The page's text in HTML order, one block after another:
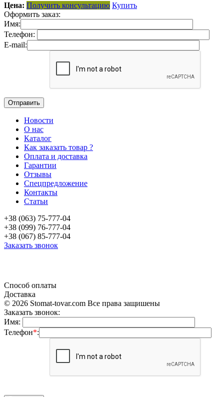
Цена: Получить консультацию Купить
Оформить заказ:
Имя:
Телефон:
E-mail:
Новости
О нас
Каталог
Как заказать товар ?
Оплата и доставка
Гарантии
Отзывы
Спецпредложение
Контакты
Статьи
+38 (063) 75-777-04
+38 (099) 76-777-04
+38 (067) 85-777-04
Заказать звонок
Способ оплаты
Доставка
© 2026 Stomat-tovar.com Все права защишены
Заказать звонок:
Имя:
Телефон*: